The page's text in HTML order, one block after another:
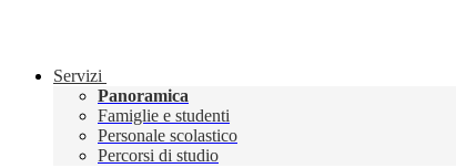
Servizi
Panoramica
Famiglie e studenti
Personale scolastico
Percorsi di studio